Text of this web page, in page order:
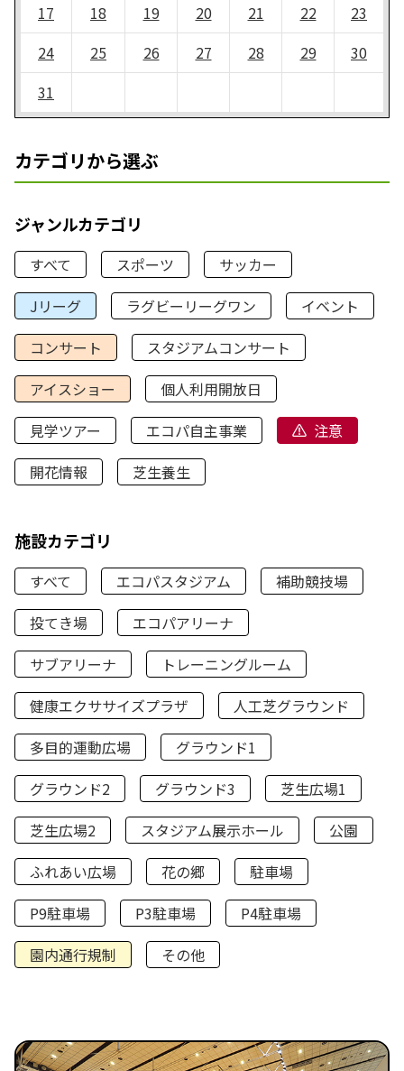
17
18 19 20 21 22
23
24
25 26 27 28 29
30
31
カテゴリから選ぶ
ジャンルカテゴリ
すべて スポーツ
サッカー
Jリーグ
ラグビーリーグワン
イベント
コンサート
スタジアムコンサート
アイスショー
個人利用開放日
見学ツアー
エコパ自主事業
注意
開花情報
芝生養生
施設カテゴリ
すべて エコパスタジアム
補助競技場
投てき場
エコパアリーナ
サブアリーナ
トレーニングルーム
健康エクササイズプラザ
人工芝グラウンド
多目的運動広場
グラウンド1
グラウンド2
グラウンド3
芝生広場1
芝生広場2
スタジアム展示ホール
公園
ふれあい広場
花の郷
駐車場
P9駐車場
P3駐車場
P4駐車場
園内通行規制
その他